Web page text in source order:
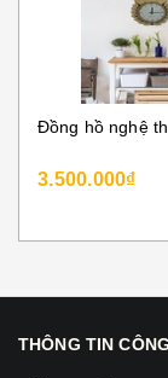
3.500.000₫
THÔNG TIN